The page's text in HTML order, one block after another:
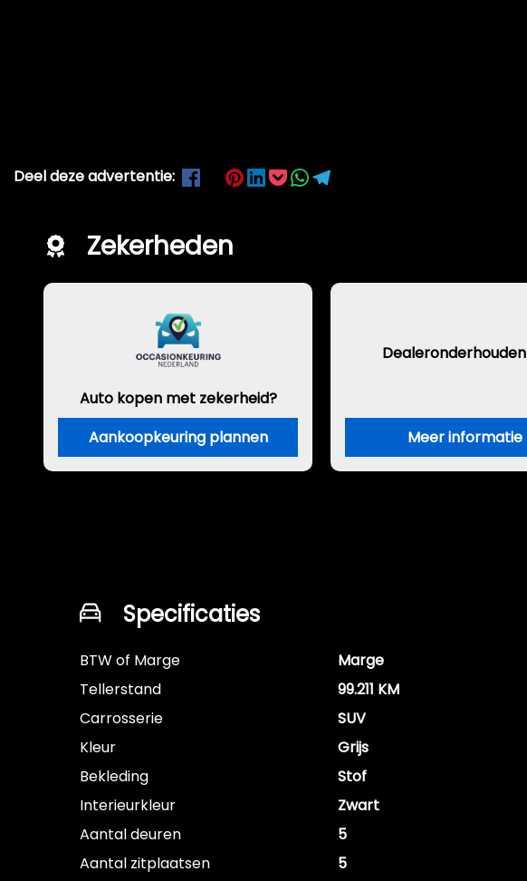
Deel deze advertentie:
Zekerheden
Auto kopen met zekerheid?
Aankoopkeuring plannen
Dealeronderhouden
Meer informatie
Specificaties
BTW of Marge
Marge
Tellerstand
99.211 KM
Carrosserie
SUV
Kleur
Grijs
Bekleding
Stof
Interieurkleur
Zwart
Aantal deuren
5
Aantal zitplaatsen
5